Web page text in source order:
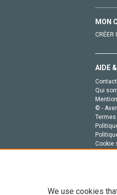
MON
CRÉER
AIDE
Qui
© -
Cookie
We use cookies